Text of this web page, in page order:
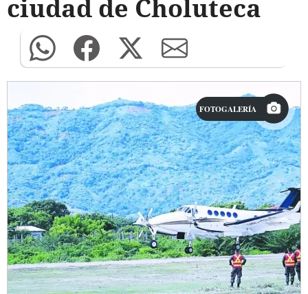
ciudad de Choluteca
FOTOGALERÍA